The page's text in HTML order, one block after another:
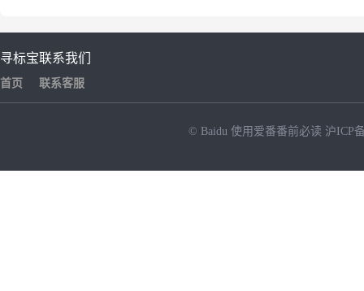
寻标宝
首页
联系我们
联系客服
© Baidu 使用爱番番前必读 沪ICP